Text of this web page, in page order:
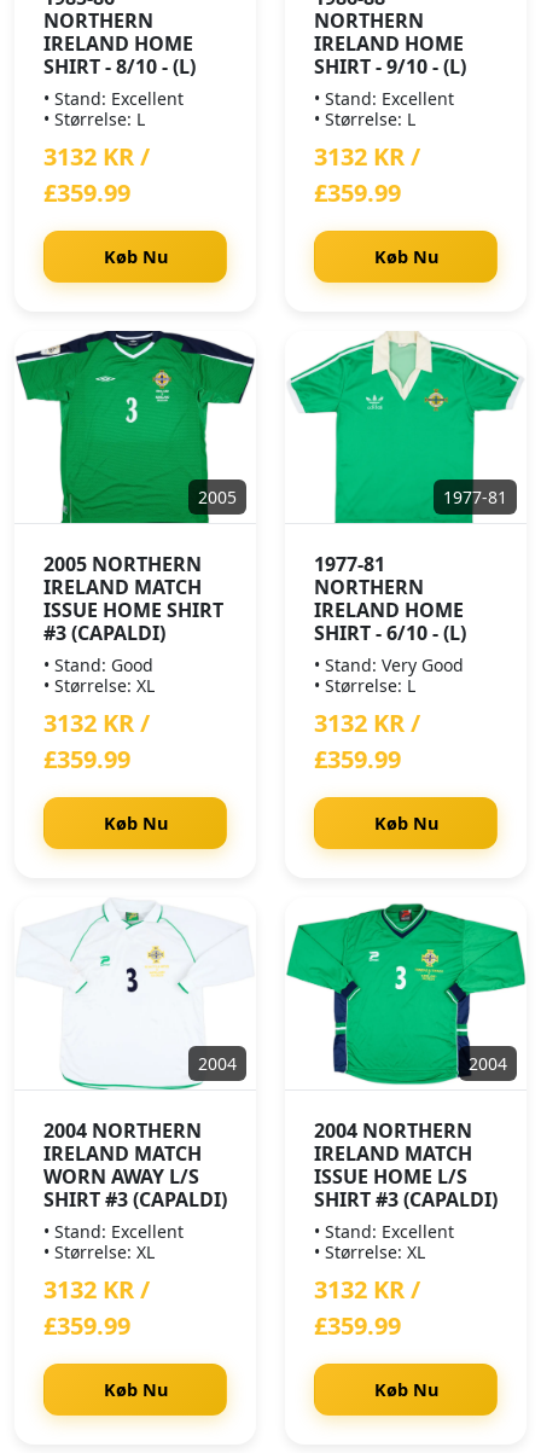
NORTHERN
IRELAND HOME
SHIRT - 8/10 - (L)
• Stand: Excellent
• Størrelse: L
3132 KR /
£359.99
Køb Nu
NORTHERN
IRELAND HOME
SHIRT - 9/10 - (L)
• Stand: Excellent
• Størrelse: L
3132 KR /
£359.99
Køb Nu
2005
2005 NORTHERN
IRELAND MATCH
ISSUE HOME SHIRT
#3 (CAPALDI)
• Stand: Good
• Størrelse: XL
3132 KR /
£359.99
Køb Nu
1977-81
1977-81
NORTHERN
IRELAND HOME
SHIRT - 6/10 - (L)
• Stand: Very Good
• Størrelse: L
3132 KR /
£359.99
Køb Nu
2004
2004 NORTHERN
IRELAND MATCH
WORN AWAY L/S
SHIRT #3 (CAPALDI)
• Stand: Excellent
• Størrelse: XL
3132 KR /
£359.99
Køb Nu
2004
2004 NORTHERN
IRELAND MATCH
ISSUE HOME L/S
SHIRT #3 (CAPALDI)
• Stand: Excellent
• Størrelse: XL
3132 KR /
£359.99
Køb Nu